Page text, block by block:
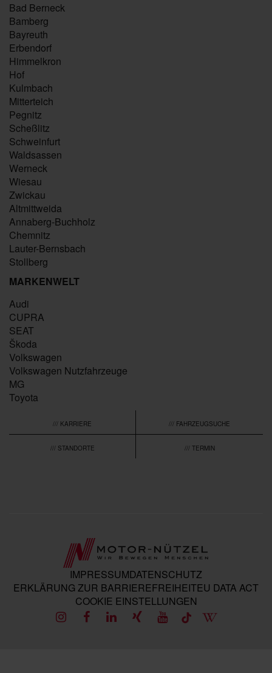
Bad Berneck
Bamberg
Bayreuth
Erbendorf
Himmelkron
Hof
Kulmbach
Mitterteich
Pegnitz
Scheßlitz
Schweinfurt
Waldsassen
Werneck
Wiesau
Zwickau
Altmittweida
Annaberg-Buchholz
Chemnitz
Lauter-Bernsbach
Stollberg
MARKENWELT
Audi
CUPRA
SEAT
Škoda
Volkswagen
Volkswagen Nutzfahrzeuge
MG
Toyota
/// KARRIERE /// FAHRZEUGSUCHE
/// STANDORTE /// TERMIN
IMPRESSUMDATENSCHUTZ
ERKLÄRUNG ZUR BARRIEREFREIHEITEU DATA ACT
COOKIE EINSTELLUNGEN